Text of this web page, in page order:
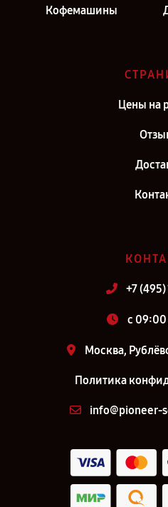
Кофемашины
Цены на
+7 (495)
c 09:00
Москва,
Политика
info@pioneer-